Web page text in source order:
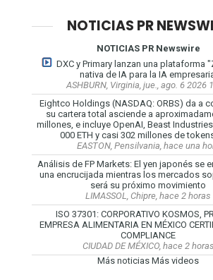
NOTICIAS PR
NOTICIAS PR Newswire
DXC y Primary lanzan una plataforma
nativa de IA para la IA
ASHBURN, Virginia, jue., ago. 6 2026
Eightco Holdings (NASDAQ: ORBS) da a
su cartera total asciende a
millones, e incluye OpenAI, Beast
000 ETH y casi 302 millones de
EASTON, Pensilvania, hace una
Análisis de FP Markets: El yen japonés se
una encrucijada mientras los mercados
será su próximo movimiento
LIMASSOL, Chipre, hace 2 horas
ISO 37301: CORPORATIVO KOSMOS,
EMPRESA ALIMENTARIA EN MÉXICO
COMPLIANCE
CIUDAD DE MÉXICO, hace 2 horas
Más noticias Más videos